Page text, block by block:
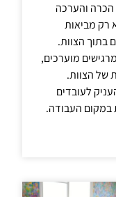
הכרה והערכה
רק מביאות
הצוות.
מוערכים,
של הצוות.
לעובדים
במקום העבודה.